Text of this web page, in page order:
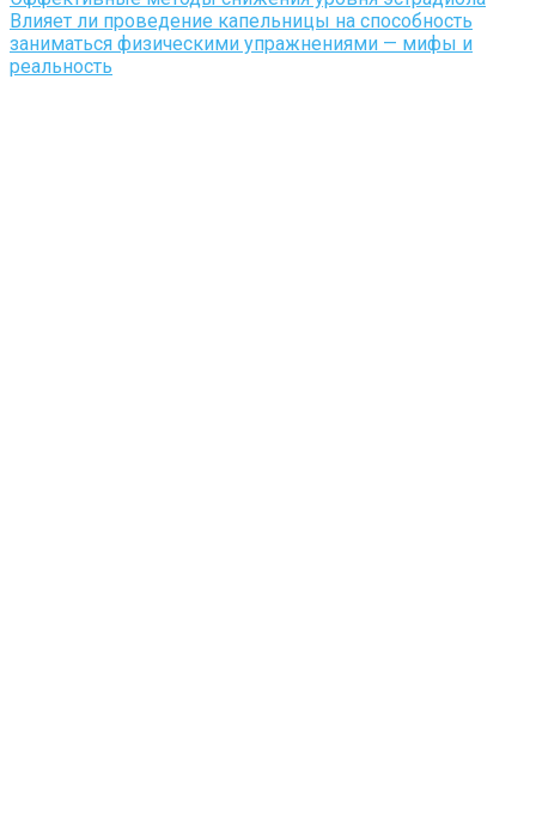
Влияет ли проведение капельницы на способность
заниматься физическими упражнениями — мифы и
реальность